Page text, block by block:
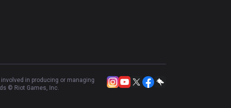
in producing or managing
© Riot Games, Inc.